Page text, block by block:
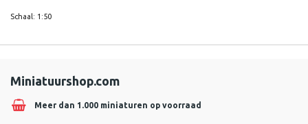
Schaal: 1:50
Miniatuurshop.com
Meer dan 1.000 miniaturen op voorraad